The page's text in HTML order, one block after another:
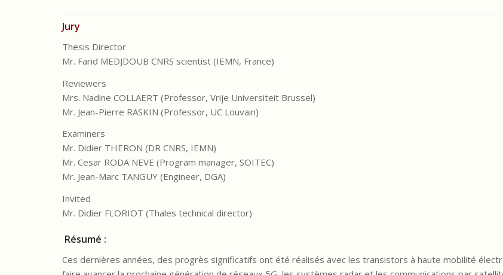
Jury
Thesis Director
Mr. Farid MEDJDOUB CNRS scientist (IEMN, France)
Reviewers
Mrs. Nadine COLLAERT (Professor, Vrije Universiteit Brussel)
Mr. Jean-Pierre RASKIN (Professor, UC Louvain)
Examiners
Mr. Didier THERON (DR CNRS, IEMN)
Mr. Cesar RODA NEVE (Program manager, SOITEC)
Mr. Jean-Marc TANGUY (Engineer, DGA)
Invited
Mr. Didier FLORIOT (Thales technical director)
Résumé :
Ces dernières années, des progrès significatifs ont été réalisés avec les transistors à haute mobilité